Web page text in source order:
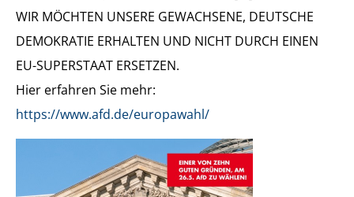
WIR MÖCHTEN UNSERE GEWACHSENE, DEUTSCHE
DEMOKRATIE ERHALTEN UND NICHT DURCH EINEN
EU-SUPERSTAAT ERSETZEN.
Hier erfahren Sie mehr:
https://www.afd.de/europawahl/